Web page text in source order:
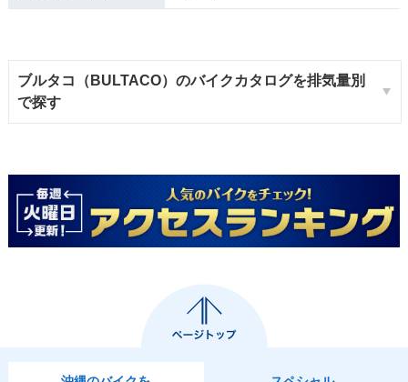
ブルタコ（BULTACO）のバイクカタログを排気量別
で探す